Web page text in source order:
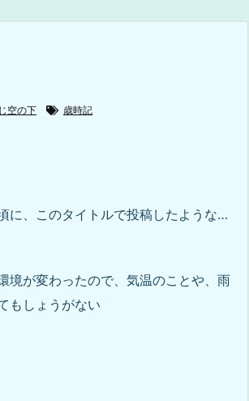
空の下 歳時記
に、このタイトルで投稿したような…
境が変わったので、気温のことや、雨
もしょうがない